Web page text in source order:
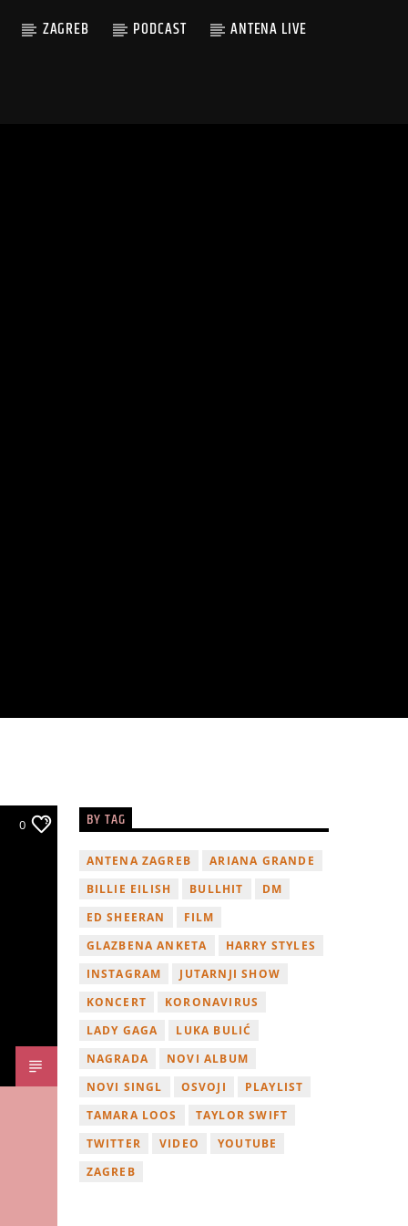
ZAGREB PODCAST ANTENA LIVE
0 BY TAG
ANTENA ZAGREB
ARIANA GRANDE
BILLIE EILISH
BULLHIT
DM
ED SHEERAN
FILM
GLAZBENA ANKETA
HARRY STYLES
INSTAGRAM
JUTARNJI SHOW
KONCERT
KORONAVIRUS
LADY GAGA
LUKA BULIĆ
NAGRADA
NOVI ALBUM
NOVI SINGL
OSVOJI
PLAYLIST
TAMARA LOOS
TAYLOR SWIFT
TWITTER
VIDEO
YOUTUBE
ZAGREB